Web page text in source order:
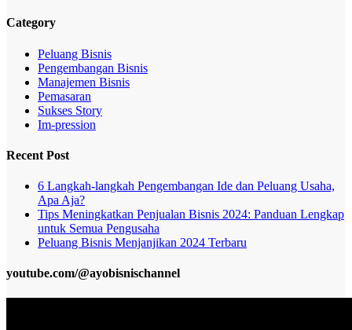
Category
Peluang Bisnis
Pengembangan Bisnis
Manajemen Bisnis
Pemasaran
Sukses Story
Im-pression
Recent Post
6 Langkah-langkah Pengembangan Ide dan Peluang Usaha,
Apa Aja?
Tips Meningkatkan Penjualan Bisnis 2024: Panduan Lengkap
untuk Semua Pengusaha
Peluang Bisnis Menjanjikan 2024 Terbaru
youtube.com/@ayobisnischannel